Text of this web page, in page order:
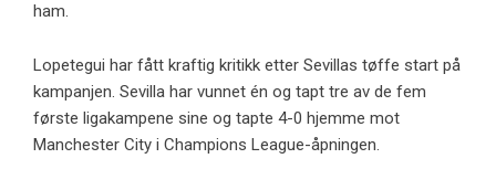
ham.
Lopetegui har fått kraftig kritikk etter Sevillas tøffe start på
kampanjen. Sevilla har vunnet én og tapt tre av de fem
første ligakampene sine og tapte 4-0 hjemme mot
Manchester City i Champions League-åpningen.